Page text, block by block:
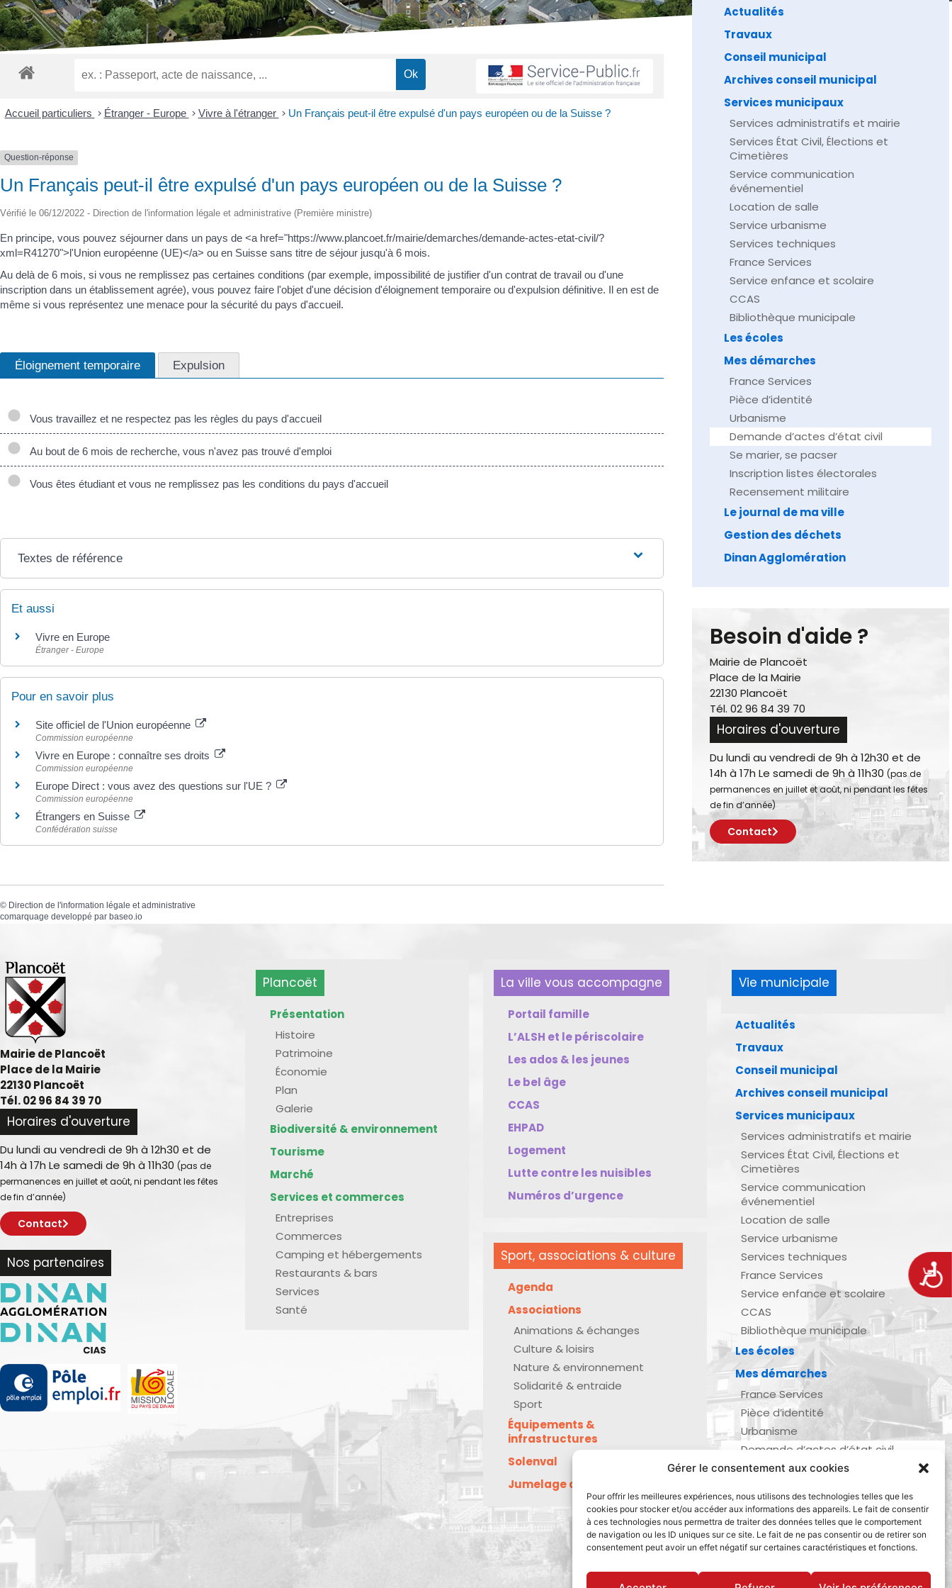
qui
utilisent
un
lecteur
d'écran ;
sur
pour
un
d'accessibilité.
Gérer le consentement aux cookies
Pour offrir les meilleures expériences, nous utilisons des technologies telles que les
cookies pour stocker et/ou accéder aux informations des appareils. Le fait de consentir
à ces technologies nous permettra de traiter des données telles que le comportement
de navigation ou les ID uniques sur ce site. Le fait de ne pas consentir ou de retirer son
consentement peut avoir un effet négatif sur certaines caractéristiques et fonctions.
Accueil particuliers > Étranger - Europe > Vivre à l'étranger > Un Français peut-il être expulsé d'un pays européen ou de la Suisse ?
Question-réponse
Un Français peut-il être expulsé d'un pays européen ou de la Suisse ?
Vérifié le 06/12/2022 - Direction de l'information légale et administrative (Première ministre)
En principe, vous pouvez séjourner dans un pays de <a href="https://www.plancoet.fr/mairie/demarches/demande-actes-etat-civil/?
xml=R41270">l'Union européenne (UE)</a> ou en Suisse sans titre de séjour jusqu'à 6 mois.
Au delà de 6 mois, si vous ne remplissez pas certaines conditions (par exemple, impossibilité de justifier d'un contrat de travail ou d'une
inscription dans un établissement agrée), vous pouvez faire l'objet d'une décision d'éloignement temporaire ou d'expulsion définitive. Il en est de
même si vous représentez une menace pour la sécurité du pays d'accueil.
Éloignement temporaire Expulsion
Vous travaillez et ne respectez pas les règles du pays d'accueil
Au bout de 6 mois de recherche, vous n'avez pas trouvé d'emploi
Vous êtes étudiant et vous ne remplissez pas les conditions du pays d'accueil
Textes de référence
Et aussi
Vivre en Europe
Étranger - Europe
Pour en savoir plus
Site officiel de l'Union européenne
Commission européenne
Vivre en Europe : connaître ses droits
Commission européenne
Europe Direct : vous avez des questions sur l'UE ?
Commission européenne
Étrangers en Suisse
Confédération suisse
© Direction de l'information légale et administrative
comarquage developpé par baseo.io
Actualités
Travaux
Conseil municipal
Archives conseil municipal
Services municipaux
Services administratifs et mairie
Services État Civil, Élections et
Cimetières
Service communication
événementiel
Location de salle
Service urbanisme
Services techniques
France Services
Service enfance et scolaire
CCAS
Bibliothèque municipale
Les écoles
Mes démarches
France Services
Pièce d’identité
Urbanisme
Demande d’actes d’état civil
Se marier, se pacser
Inscription listes électorales
Recensement militaire
Le journal de ma ville
Gestion des déchets
Dinan Agglomération
Besoin d'aide ?
Mairie de Plancoët
Place de la Mairie
22130 Plancoët
Tél. 02 96 84 39 70
Horaires d'ouverture
Du lundi au vendredi de 9h à 12h30 et de
14h à 17h Le samedi de 9h à 11h30 (pas de
permanences en juillet et août, ni pendant les fêtes
de fin d’année)
Contact
Mairie de Plancoët
Place de la Mairie
22130 Plancoët
Tél. 02 96 84 39 70
Horaires d'ouverture
Du lundi au vendredi de 9h à 12h30 et de
14h à 17h Le samedi de 9h à 11h30 (pas de
permanences en juillet et août, ni pendant les fêtes
de fin d’année)
Contact
Nos partenaires
Plancoët
Présentation
Histoire
Patrimoine
Économie
Plan
Galerie
Biodiversité & environnement
Tourisme
Marché
Services et commerces
Entreprises
Commerces
Camping et hébergements
Restaurants & bars
Services
Santé
La ville vous accompagne
Portail famille
L’ALSH et le périscolaire
Les ados & les jeunes
Le bel âge
CCAS
EHPAD
Logement
Lutte contre les nuisibles
Numéros d’urgence
Sport, associations & culture
Agenda
Associations
Animations & échanges
Culture & loisirs
Nature & environnement
Solidarité & entraide
Sport
Équipements &
infrastructures
Solenval
Jumelage avec Kreuzau
Vie municipale
Actualités
Travaux
Conseil municipal
Archives conseil municipal
Services municipaux
Services administratifs et mairie
Services État Civil, Élections et
Cimetières
Service communication
événementiel
Location de salle
Service urbanisme
Services techniques
France Services
Service enfance et scolaire
CCAS
Bibliothèque municipale
Les écoles
Mes démarches
France Services
Pièce d’identité
Urbanisme
Demande d’actes d’état civil
Se marier, se pacser
Recensement militaire
Le journal de ma ville
Gestion des déchets
Dinan Agglomération